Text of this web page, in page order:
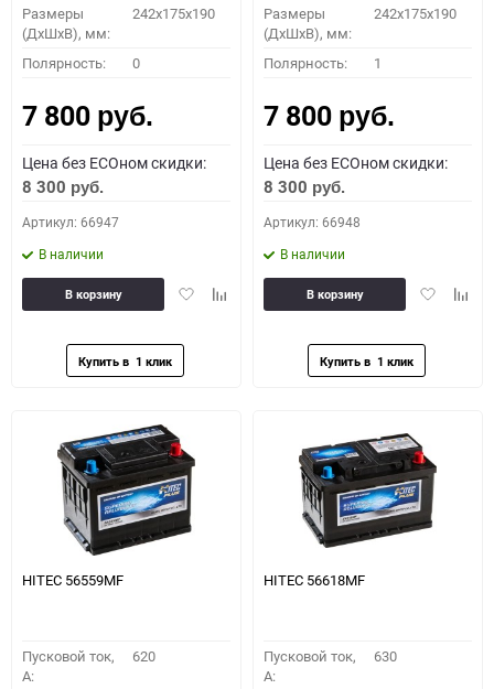
Размеры
(ДхШхВ), мм:
242x175x190
Полярность: 0
7 800 руб.
Цена без ECOном скидки:
8 300 руб.
Артикул: 66947
В наличии
ДобавитьДобавить
В корзину
Размеры
(ДхШхВ), мм:
242x175x190
Полярность: 1
7 800 руб.
Цена без ECOном скидки:
8 300 руб.
Артикул: 66948
В наличии
Добавить
В корзину
HITEC 56559MF
Пусковой ток,
A:
620
HITEC 56618MF
Пусковой ток,
A:
630